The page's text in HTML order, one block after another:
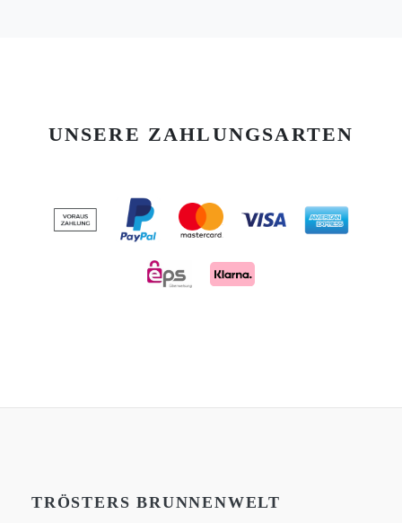
UNSERE ZAHLUNGSARTEN
TRÖSTERS BRUNNENWELT